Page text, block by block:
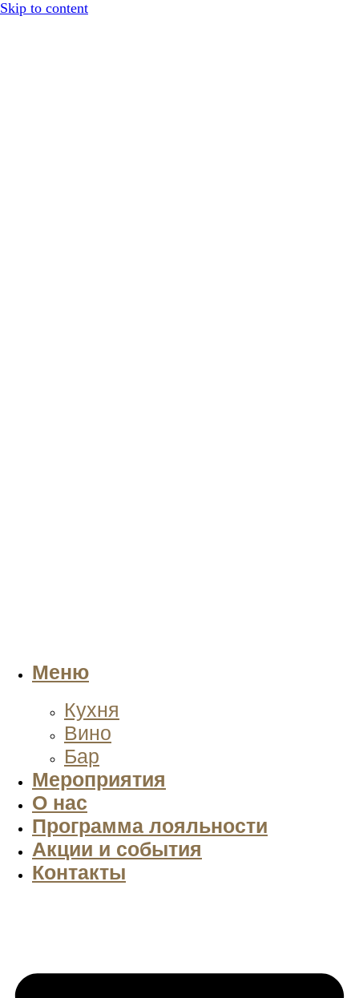
Skip to content
Меню
Кухня
Вино
Бар
Мероприятия
О нас
Программа лояльности
Акции и события
Контакты